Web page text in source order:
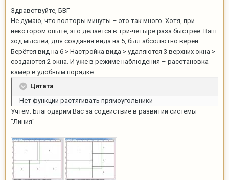
Здравствуйте, БВГ
Не думаю, что полторы минуты – это так много. Хотя, при
некотором опыте, это делается в три-четыре раза быстрее. Ваш
ход мыслей, для создания вида на 5, был абсолютно верен.
Берётся вид на 6 > Настройка вида > удаляются 3 верхних окна >
создаются 2 окна. И уже в режиме наблюдения – расстановка
камер в удобным порядке.
Цитата
Нет функции растягивать прямоугольники
Учтём. Благодарим Вас за содействие в развитии системы
"Линия"